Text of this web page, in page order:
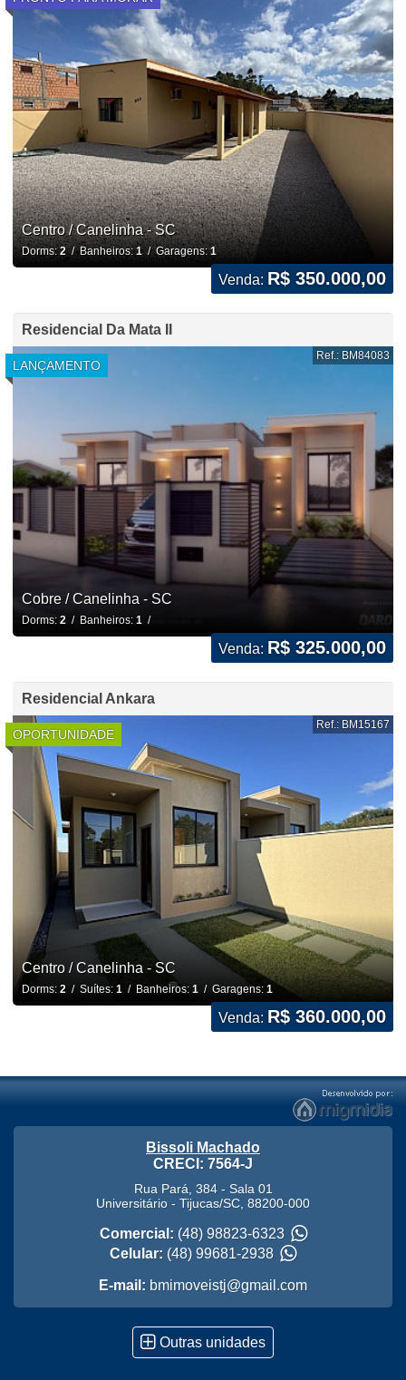
Centro / Canelinha - SC
Dorms:2/ Banheiros:1/ Garagens:1
Venda: R$ 350.000,00
Residencial Da Mata II
LANÇAMENTO
Ref.: BM84083
Cobre / Canelinha - SC
Dorms: 2/ Banheiros: 1/
Venda: R$ 325.000,00
Residencial Ankara
OPORTUNIDADE
Ref.: BM15167
Centro / Canelinha - SC
Dorms: 2/ Suítes: 1 / Banheiros: 1 / Garagens: 1
Venda: R$ 360.000,00
Bissoli Machado
CRECI: 7564-J
Rua Pará, 384 - Sala 01
Universitário - Tijucas/SC 88200-000
Comercial: (48) 98823-6323
Celular: (48) 99681-2938
E-mail: bmimoveistj@gmail.com
Outras unidades